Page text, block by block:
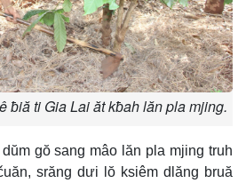
ƀiă ti Gia Lai ăt kƀah lăn pla mjing.
gŏ sang mâo lăn pla mjing truh
srăng dưi lŏ ksiêm dlăng bruă